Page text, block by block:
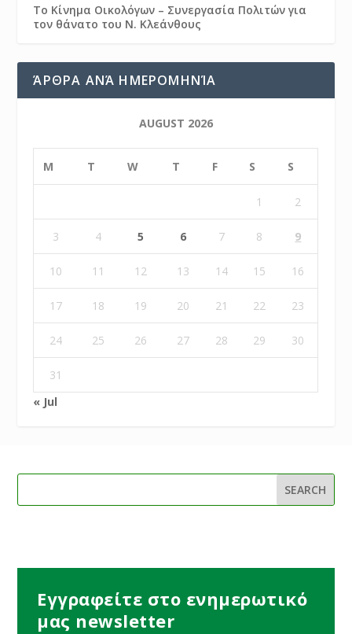
Το Κίνημα Οικολόγων – Συνεργασία Πολιτών για
τον θάνατο του Ν. Κλεάνθους
ΆΡΘΡΑ ΑΝΆ ΗΜΕΡΟΜΗΝΊΑ
AUGUST 2026
M T W T F S S
1 2
3 4 5 6 7 8 9
10 11 12 13 14 15 16
17 18 19 20 21 22 23
24 25 26 27 28 29 30
31
« Jul
Εγγραφείτε στο ενημερωτικό
μας newsletter